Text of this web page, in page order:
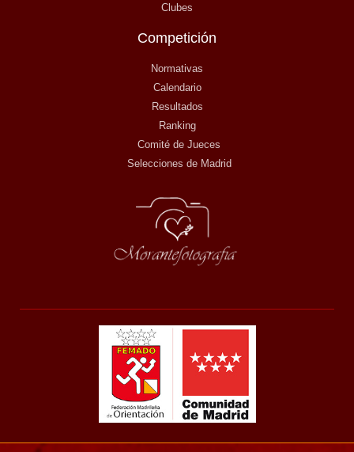
Clubes
Competición
Normativas
Calendario
Resultados
Ranking
Comité de Jueces
Selecciones de Madrid